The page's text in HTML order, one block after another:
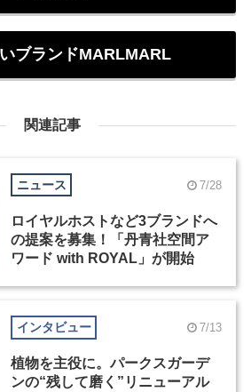
ブランドMARLMARL
関連記事
ニュース 7/28
ロイヤルホストなど3ブランドへ
の提案を募集！「丹青社空間ア
ワード with ROYAL」が開始
インタビュー 7/13
植物を主役に。パークスガーデ
ンの“残して磨く”リニューアル